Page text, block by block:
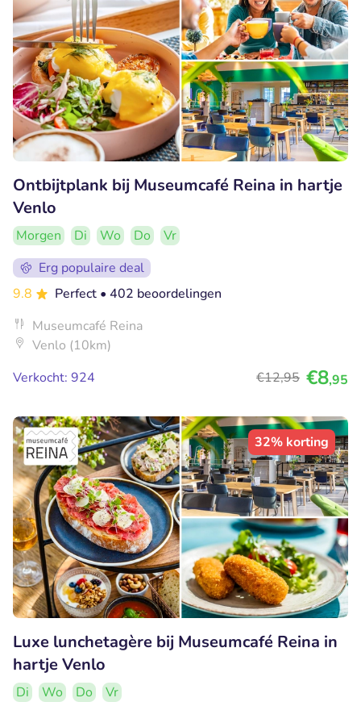
Ontbijtplank bij Museumcafé Reina in hartje
Venlo
Morgen Di Wo Do
Vr
Erg populaire deal
9.8
Perfect • 402 beoordelingen
Museumcafé Reina
Venlo (10km)
Verkocht: 924
€12,95 €8,95
32% korting
Luxe lunchetagère bij Museumcafé Reina in
hartje Venlo
Di Wo Do
Vr